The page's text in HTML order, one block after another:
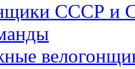
СССР и